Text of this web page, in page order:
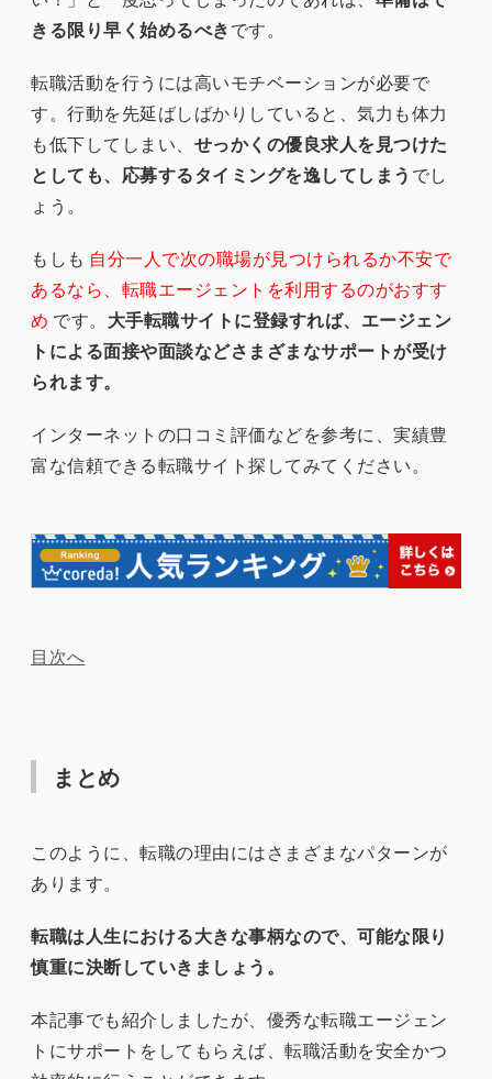
きる限り早く始めるべき です。
転職活動を行うには高いモチベーションが必要で
す。行動を先延ばしばかりしていると、気力も体力
も低下してしまい、 せっかくの優良求人を見つけた
としても、応募するタイミングを逸してしまう でし
ょう。
もしも 自分一人で次の職場が見つけられるか不安で
あるなら、転職エージェントを利用するのがおすす
め です。 大手転職サイトに登録すれば、エージェン
トによる面接や面談などさまざまなサポートが受け
られます。
インターネットの口コミ評価などを参考に、実績豊
富な信頼できる転職サイト探してみてください。
目次へ
まとめ
このように、転職の理由にはさまざまなパターンが
あります。
転職は人生における大きな事柄なので、可能な限り
慎重に決断していきましょう。
本記事でも紹介しましたが、優秀な転職エージェン
トにサポートをしてもらえば、転職活動を安全かつ